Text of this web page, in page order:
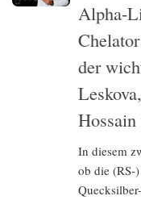
Alpha-
der
In diesem
ob die (RS-